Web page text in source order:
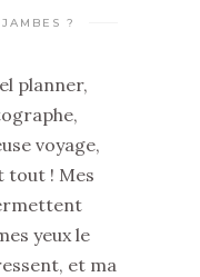
?
planner,
voyage,
tout ! Mes
yeux le
et ma